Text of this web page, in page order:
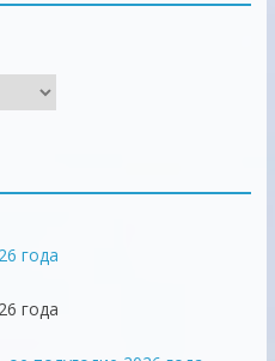
года
года